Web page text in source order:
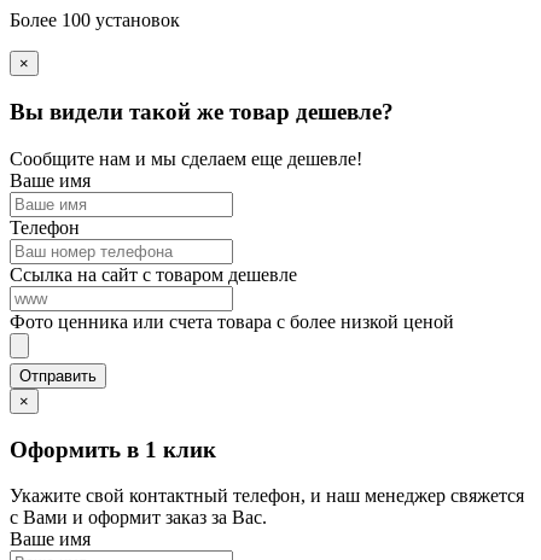
Более 100 установок
×
Вы видели такой же товар дешевле?
Сообщите нам и мы сделаем еще дешевле!
Ваше имя
Телефон
Ссылка на сайт с товаром дешевле
Фото ценника или счета товара с более низкой ценой
×
Оформить в 1 клик
Укажите свой контактный телефон, и наш менеджер свяжется
с Вами и оформит заказ за Вас.
Ваше имя